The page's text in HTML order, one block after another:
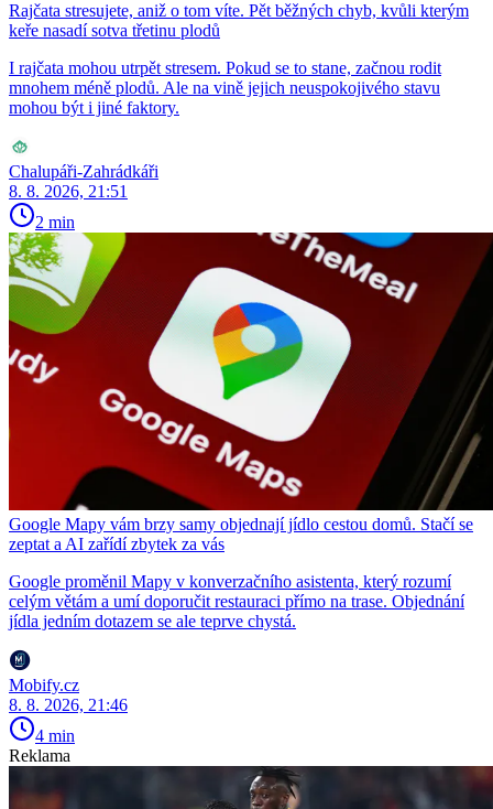
Rajčata stresujete, aniž o tom víte. Pět běžných chyb, kvůli kterým
keře nasadí sotva třetinu plodů
I rajčata mohou utrpět stresem. Pokud se to stane, začnou rodit
mnohem méně plodů. Ale na vině jejich neuspokojivého stavu
mohou být i jiné faktory.
Chalupáři-Zahrádkáři
8. 8. 2026, 21:51
2 min
Google Mapy vám brzy samy objednají jídlo cestou domů. Stačí se
zeptat a AI zařídí zbytek za vás
Google proměnil Mapy v konverzačního asistenta, který rozumí
celým větám a umí doporučit restauraci přímo na trase. Objednání
jídla jedním dotazem se ale teprve chystá.
Mobify.cz
8. 8. 2026, 21:46
4 min
Reklama